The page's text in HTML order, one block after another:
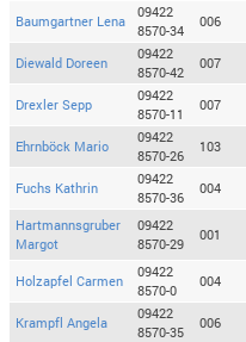
Baumgartner Lena
09422
8570-34
006
Diewald Doreen
09422
8570-42
007
Drexler Sepp
09422
8570-11
007
Ehrnböck Mario
09422
8570-26
103
Fuchs Kathrin
09422
8570-36
004
Hartmannsgruber
Margot
09422
8570-29
001
Holzapfel Carmen
09422
8570-0
004
Krampfl Angela
09422
8570-35
006